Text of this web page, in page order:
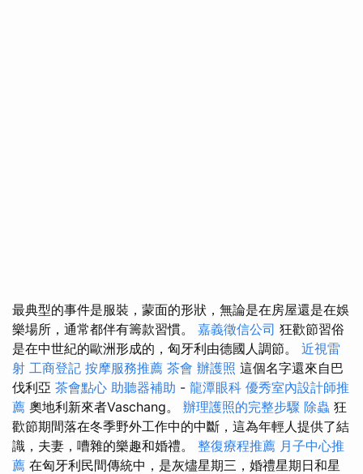
最典型的事件是服裝，蒙面的形狀，無論是在房屋還是在娛
樂場所，通常都伴有籌款習慣。 嘉義徵信公司 狂歡節習俗
是在中世紀的歐洲形成的，匈牙利由德國人調節。 近視雷
射 工商登記 按摩服務推薦 茶會 辦護照 這個名字還來自巴
伐利亞 茶會點心 助聽器補助 - 龍潭眼科 優秀室內設計師推
薦 奧地利新來者Vaschang。 辦理護照的完整步驟 除蟲 狂
歡節期間落在冬季野外工作中的中斷，這為年輕人提供了結
識，夫妻，嘈雜的樂趣和婚禮。 整復療程推薦 月子中心推
薦 在匈牙利民間傳統中，是灰燼星期三，婚禮星期日和星